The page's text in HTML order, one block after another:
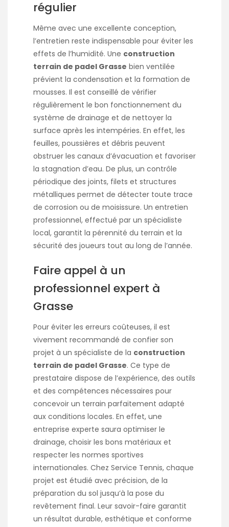
régulier
Même avec une excellente conception,
l’entretien reste indispensable pour éviter les
effets de l’humidité. Une construction
terrain de padel Grasse bien ventilée
prévient la condensation et la formation de
mousses. Il est conseillé de vérifier
régulièrement le bon fonctionnement du
système de drainage et de nettoyer la
surface après les intempéries. En effet, les
feuilles, poussières et débris peuvent
obstruer les canaux d’évacuation et favoriser
la stagnation d’eau. De plus, un contrôle
périodique des joints, filets et structures
métalliques permet de détecter toute trace
de corrosion ou de moisissure. Un entretien
professionnel, effectué par un spécialiste
local, garantit la pérennité du terrain et la
sécurité des joueurs tout au long de l’année.
Faire appel à un
professionnel expert à
Grasse
Pour éviter les erreurs coûteuses, il est
vivement recommandé de confier son
projet à un spécialiste de la construction
terrain de padel Grasse. Ce type de
prestataire dispose de l’expérience, des outils
et des compétences nécessaires pour
concevoir un terrain parfaitement adapté
aux conditions locales. En effet, une
entreprise experte saura optimiser le
drainage, choisir les bons matériaux et
respecter les normes sportives
internationales. Chez Service Tennis, chaque
projet est étudié avec précision, de la
préparation du sol jusqu’à la pose du
revêtement final. Leur savoir-faire garantit
un résultat durable, esthétique et conforme